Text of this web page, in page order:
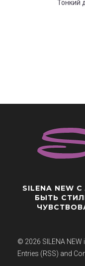
Тонкий
SILENA NEW С
БЫТЬ
© 2026 SILENA NEW
Entries (RSS) and